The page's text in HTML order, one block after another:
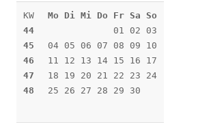
KW
44
45
46
47
48
Mo Di Mi Do Fr Sa So
01 02 03
04 05 06 07 08 09 10
11 12 13 14 15 16 17
18 19 20 21 22 23 24
25 26 27 28 29 30